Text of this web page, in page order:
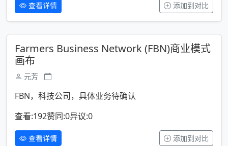
查看详情 添加到对比
Farmers Business Network (FBN)商业模式
画布
元芳
FBN，科技公司，具体业务待确认
查看:192赞同:0异议:0
查看详情 添加到对比